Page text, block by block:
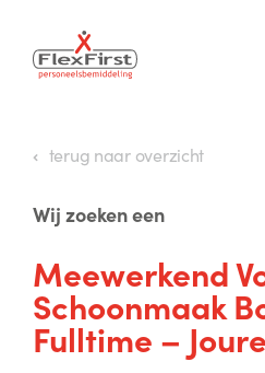
content terug naar overzicht
Wij zoeken een
Meewerkend
Schoonmaak
Fulltime –